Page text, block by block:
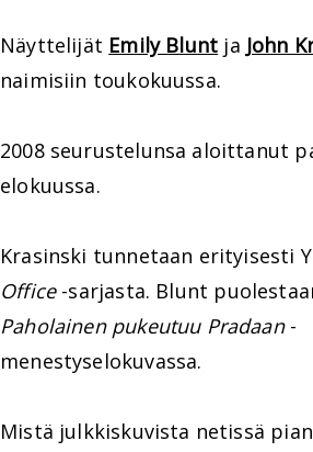
Näyttelijät Emily Blunt ja John
naimisiin toukokuussa.
2008 seurustelunsa aloittanut
elokuussa.
Krasinski tunnetaan erityisesti
Office-sarjasta. Blunt
Paholainen pukeutuu Pradaan-
menestyselokuvassa.
Mistä julkkiskuvista netissä